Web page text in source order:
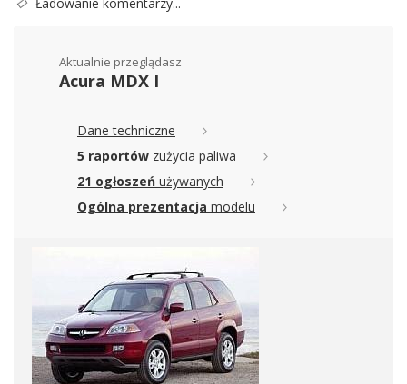
Aktualnie przeglądasz
Acura MDX I
Dane techniczne
5 raportów zużycia paliwa
21 ogłoszeń używanych
Ogólna prezentacja modelu